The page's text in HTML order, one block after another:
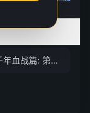
死神 千年血战篇: 第2季